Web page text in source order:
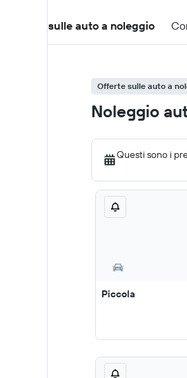
Offerte sulle auto a noleggio
Offerte sulle auto a
Noleggio
Questi sono i
Piccola